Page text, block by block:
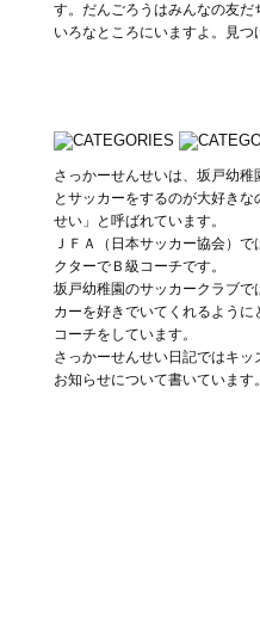
す。だんごろうはみんなの友
いろなところにいますよ。見つ
さっかーせんせいは、坂戸幼
とサッカーをするのが大好き
せい」と呼ばれています。
ＪＦＡ（日本サッカー協会）
クターでＢ級コーチです。
坂戸幼稚園のサッカークラブ
カーを好きでいてくれるよう
コーチをしています。
さっかーせんせい日記ではキ
お知らせについて書いています